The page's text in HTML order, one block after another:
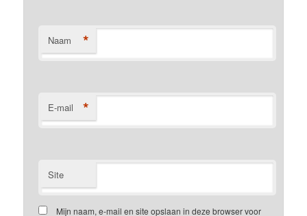
Naam *
E-mail *
Site
Mijn naam, e-mail en site opslaan in deze browser voor